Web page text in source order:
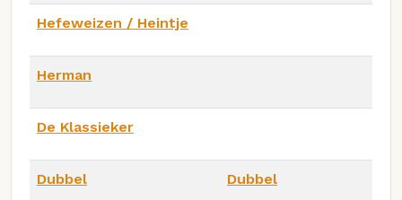
Hefeweizen / Heintje
Herman
De Klassieker
Dubbel Dubbel